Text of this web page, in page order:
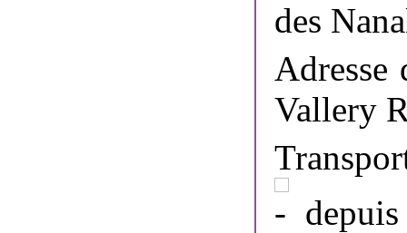
des
Adresse
Vallery